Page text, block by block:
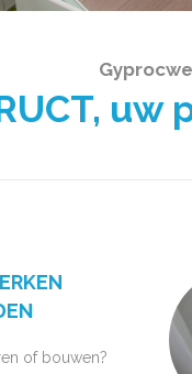
of bouwen?